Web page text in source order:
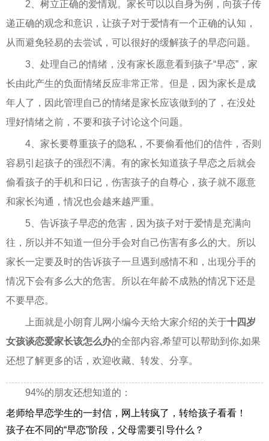
2、树立正确的爱情观。家长可以以自身为例，向孩子传
递正确的观念和意识，让孩子对于爱情有一个正确的认知，
从而避免轻易的去尝试，可以很好的缓解孩子的早恋问题。
3、处理自己的情绪，没有家长愿意看到孩子“早恋”，家
长由此产生的负面情绪反应非常正常。但是，因为家长是成
年人了，因此管理自己的情绪是家长应该做到的了，在没处
理好情绪之前，不要和孩子讨论这个问题。
4、家长要尊重孩子的隐私，不要偷看他们的信件，否则
容易引起孩子的强烈不满。有的家长知道孩子早恋之后就会
偷看孩子的手机和日记，伤害孩子的自尊心，孩子就不愿意
和家长沟通，情况也会越来越严重。
5、告诉孩子早恋的危害，因为孩子对于爱情是充满向
往，所以并不知道一但分手会对自己伤害有多么的大。所以
家长一定要及时的告诉孩子一旦遇到感情不和，出现分手的
情况下会有多么大的危害。所以在年龄不成熟的情况下还是
不要早恋。
上面就是小朗育儿网小编今天给大家介绍的关于十四岁
女孩谈恋爱家长该怎么办的全部内容,希望可以帮助到你,如果
还想了解更多的话，欢迎收藏、转发、分享。
94%的朋友还想知道的：
老师给早恋学生的一封信，网上转疯了，转给孩子看看！
孩子在不同的“早恋”阶段，父母需要引导什么？